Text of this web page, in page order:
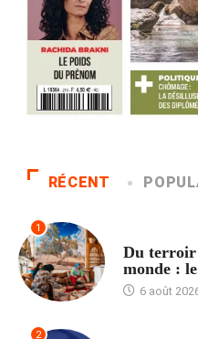
RÉCENT
1
Du terroir
monde :
6 août
2